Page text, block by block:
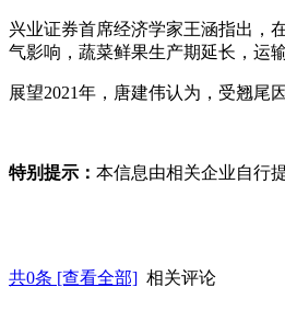
兴业证券首席经济学家王涵指出，
气影响，蔬菜鲜果生产期延长，运
展望2021年，唐建伟认为，受翘尾
特别提示： 本信息由相关企业自行
共0条 [查看全部] 相关评论